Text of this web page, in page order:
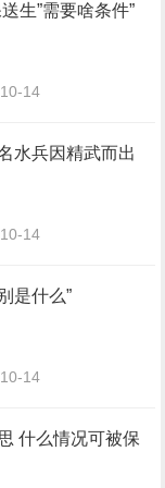
生”需要啥条件”
14
水兵因精武而出
14
是什么”
14
什么情况可被保